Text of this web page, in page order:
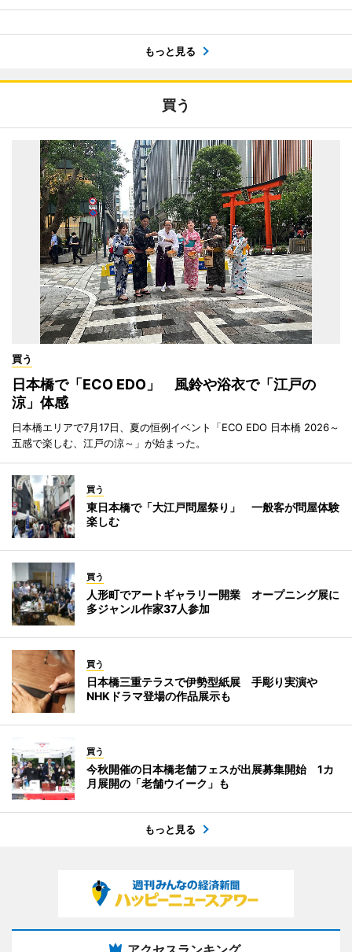
もっと見る
買う
買う
日本橋で「ECO EDO」 風鈴や浴衣で「江戸の
涼」体感
日本橋エリアで7月17日、夏の恒例イベント「ECO EDO 日本橋 2026～
五感で楽しむ、江戸の涼～」が始まった。
買う
東日本橋で「大江戸問屋祭り」 一般客が問屋体験
楽しむ
買う
人形町でアートギャラリー開業 オープニング展に
多ジャンル作家37人参加
買う
日本橋三重テラスで伊勢型紙展 手彫り実演や
NHKドラマ登場の作品展示も
買う
今秋開催の日本橋老舗フェスが出展募集開始 1カ
月展開の「老舗ウイーク」も
もっと見る